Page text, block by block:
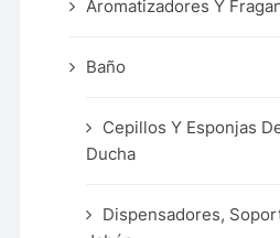
Aromatizadores Y
Baño
Cepillos Y Esponjas
Ducha
Dispensadores,